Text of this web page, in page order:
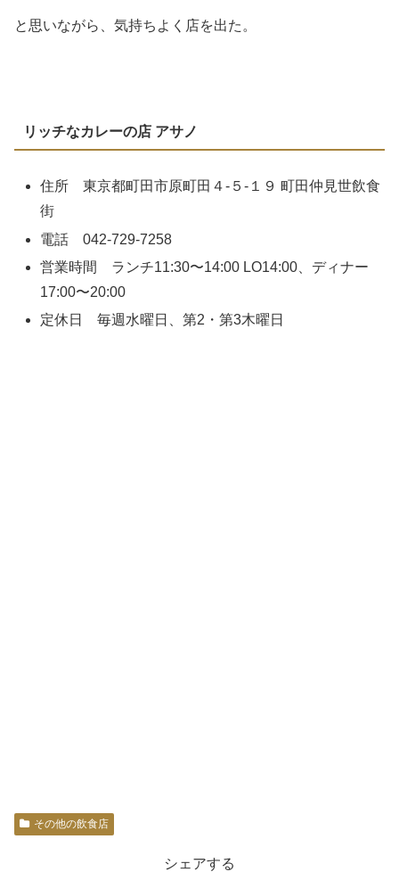
と思いながら、気持ちよく店を出た。
リッチなカレーの店 アサノ
住所 東京都町田市原町田４-５-１９ 町田仲見世飲食
街
電話 042-729-7258
営業時間 ランチ11:30〜14:00 LO14:00、ディナー
17:00〜20:00
定休日 毎週水曜日、第2・第3木曜日
その他の飲食店
シェアする